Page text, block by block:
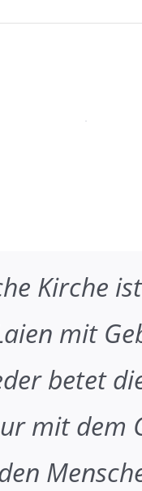
Kirche
mit
betet
mit dem